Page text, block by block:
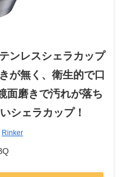
ンレスシェラカップ
が無く、衛生的で口
面磨きで汚れが落ち
シェラカップ！
Rinker